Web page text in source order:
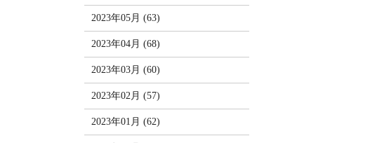
2023年05月 (63)
2023年04月 (68)
2023年03月 (60)
2023年02月 (57)
2023年01月 (62)